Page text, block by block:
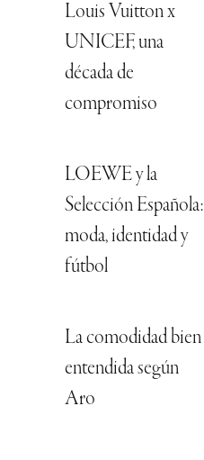
Louis Vuitton x
UNICEF, una
década de
compromiso
LOEWE y la
Selección Española:
moda, identidad y
fútbol
La comodidad bien
entendida según
Aro